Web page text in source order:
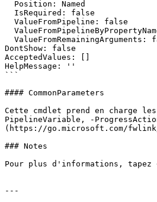
DontShow: false
AcceptedValues: []
HelpMessage: ''
```
#### CommonParameters
Cette cmdlet prend en charge
PipelineVariable, -
(https://go.microsoft.com/fwlink/
### Notes
Pour plus d'informations, tapez
---